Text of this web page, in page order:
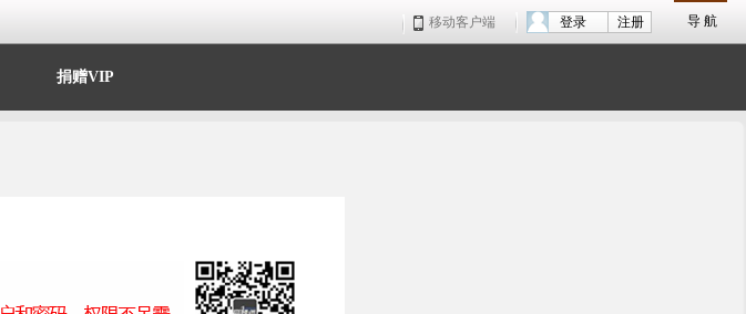
导 航
移动客户端 注册
登录
捐赠VIP